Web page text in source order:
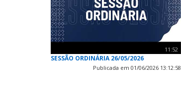
11:52
SESSÃO ORDINÁRIA 26/05/2026
Publicada em 01/06/2026 13:12:58